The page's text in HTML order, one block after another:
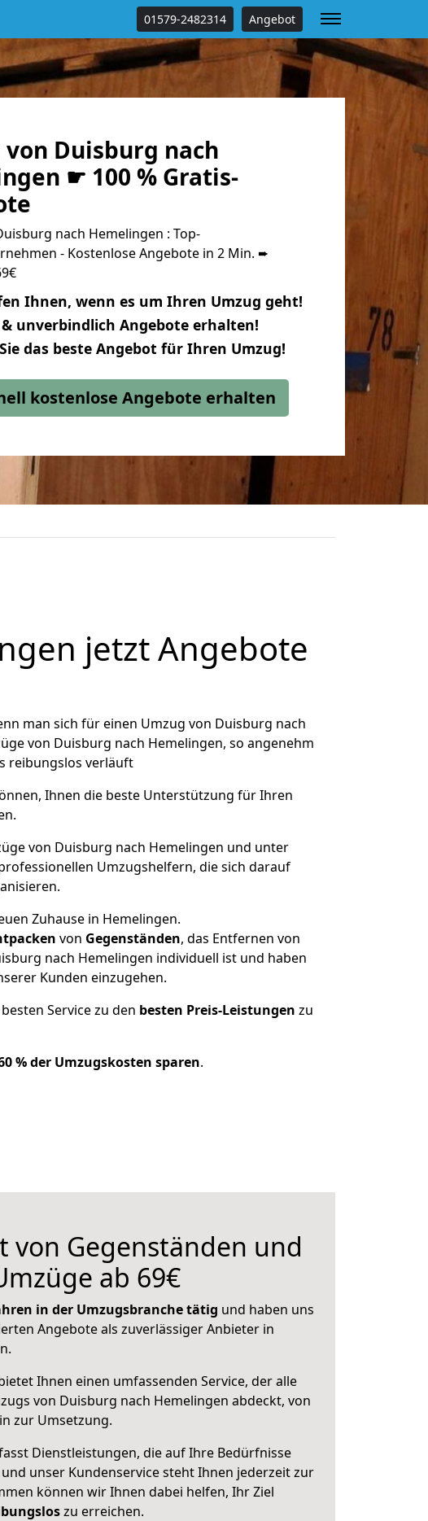
01579-2482314 Angebot
von Duisburg nach
☛ 100 % Gratis-
nach Hemelingen : Top-
- Kostenlose Angebote in 2 Min. ➨
Ihnen, wenn es um Ihren Umzug geht!
unverbindlich Angebote erhalten!
das beste Angebot für Ihren Umzug!
kostenlose Angebote erhalten
jetzt Angebote
man sich für einen Umzug von Duisburg nach
von Duisburg nach Hemelingen, so angenehm
reibungslos verläuft
Ihnen die beste Unterstützung für Ihren
von Duisburg nach Hemelingen und unter
Umzugshelfern, die sich darauf
Zuhause in Hemelingen.
von Gegenständen, das Entfernen von
nach Hemelingen individuell ist und haben
Kunden einzugehen.
Service zu den besten Preis-Leistungen zu
% der Umzugskosten sparen.
von Gegenständen und
ab 69€
in der Umzugsbranche tätig und haben uns
Angebote als zuverlässiger Anbieter in
Ihnen einen umfassenden Service, der alle
von Duisburg nach Hemelingen abdeckt, von
zur Umsetzung.
Dienstleistungen, die auf Ihre Bedürfnisse
unser Kundenservice steht Ihnen jederzeit zur
können wir Ihnen dabei helfen, Ihr Ziel
zu erreichen.